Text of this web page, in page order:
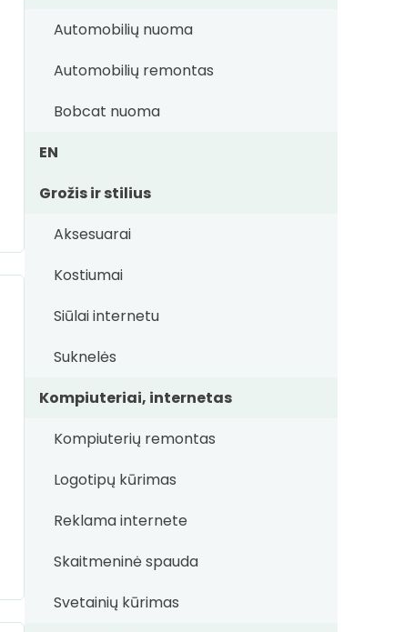
Automobilių nuoma
Automobilių remontas
Bobcat nuoma
EN
Grožis ir stilius
Aksesuarai
Kostiumai
Siūlai internetu
Suknelės
Kompiuteriai, internetas
Kompiuterių remontas
Logotipų kūrimas
Reklama internete
Skaitmeninė spauda
Svetainių kūrimas